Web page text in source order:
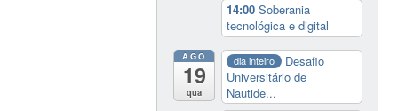
14:00Soberania
tecnológica e digital
AGO
19
qua
dia inteiro
Desafio
Universitário de
Nautide...